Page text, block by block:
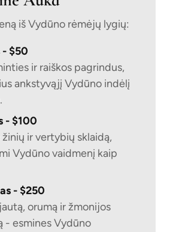
iš Vydūno rėmėjų lygių:
- $50
ir raiškos pagrindus,
ankstyvąjį Vydūno indėlį
- $100
ir vertybių sklaidą,
Vydūno vaidmenį kaip
- $250
orumą ir žmonijos
- esmines Vydūno